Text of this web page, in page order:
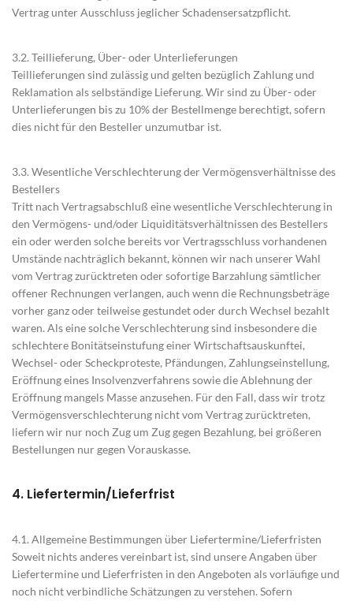
Vertrag unter Ausschluss jeglicher Schadensersatzpflicht.
3.2. Teillieferung, Über- oder Unterlieferungen
Teillieferungen sind zulässig und gelten bezüglich Zahlung und
Reklamation als selbständige Lieferung. Wir sind zu Über- oder
Unterlieferungen bis zu 10% der Bestellmenge berechtigt, sofern
dies nicht für den Besteller unzumutbar ist.
3.3. Wesentliche Verschlechterung der Vermögensverhältnisse des
Bestellers
Tritt nach Vertragsabschluß eine wesentliche Verschlechterung in
den Vermögens- und/oder Liquiditätsverhältnissen des Bestellers
ein oder werden solche bereits vor Vertragsschluss vorhandenen
Umstände nachträglich bekannt, können wir nach unserer Wahl
vom Vertrag zurücktreten oder sofortige Barzahlung sämtlicher
offener Rechnungen verlangen, auch wenn die Rechnungsbeträge
vorher ganz oder teilweise gestundet oder durch Wechsel bezahlt
waren. Als eine solche Verschlechterung sind insbesondere die
schlechtere Bonitätseinstufung einer Wirtschaftsauskunftei,
Wechsel- oder Scheckproteste, Pfändungen, Zahlungseinstellung,
Eröffnung eines Insolvenzverfahrens sowie die Ablehnung der
Eröffnung mangels Masse anzusehen. Für den Fall, dass wir trotz
Vermögensverschlechterung nicht vom Vertrag zurücktreten,
liefern wir nur noch Zug um Zug gegen Bezahlung, bei größeren
Bestellungen nur gegen Vorauskasse.
4. Liefertermin/Lieferfrist
4.1. Allgemeine Bestimmungen über Liefertermine/Lieferfristen
Soweit nichts anderes vereinbart ist, sind unsere Angaben über
Liefertermine und Lieferfristen in den Angeboten als vorläufige und
noch nicht verbindliche Schätzungen zu verstehen. Sofern